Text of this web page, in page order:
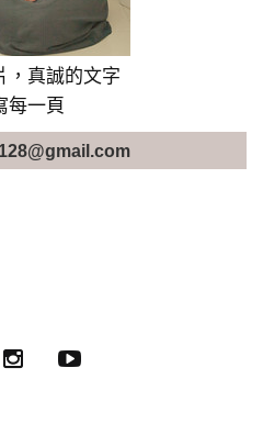
，真誠的文字
每一頁